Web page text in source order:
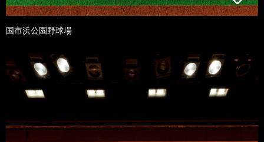
国市浜公園野球場